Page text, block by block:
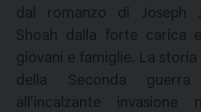
dal romanzo di Joseph
Shoah dalla forte carica
giovani e famiglie. La storia
della Seconda guerra
all’incalzante